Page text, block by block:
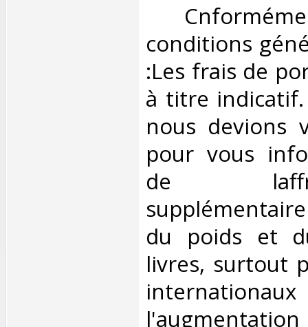
conditions
:Les frais de
à titre
nous devions
pour vous
de
du poids et
livres, surtout
internationaux